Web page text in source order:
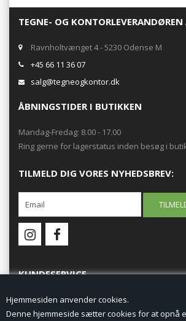
Hjemmesiden
Denne hjemmeside sætter cookies for at opnå
TEGNE- OG KONTORLEVERANDØREN
Ravnholtvænget 4 - 5230 Odense M
+45 66 11 36 07
salg@tegneogkontor.dk
ÅBNINGSTIDER I BUTIKKEN
Mandag-Fredag: 8.00 - 17.00
Ring gerne for lagerstatus inden besøg i
TILMELD DIG VORES NYHEDSBREV:
KUNDESERVICE
Forside